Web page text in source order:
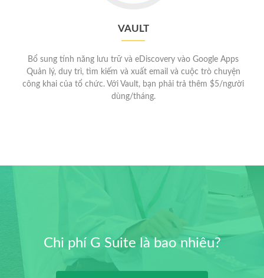
VAULT
Bổ sung tính năng lưu trữ và eDiscovery vào Google Apps
Quản lý, duy trì, tìm kiếm và xuất email và cuộc trò chuyện
công khai của tổ chức. Với Vault, bạn phải trả thêm $5/người
dùng/tháng.
Chi phí G Suite là bao nhiêu?